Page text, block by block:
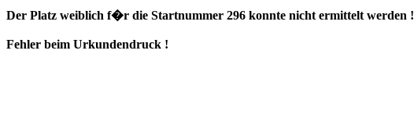
Der Platz weiblich f�r die Startnummer 296 konnte nicht ermittelt werden !
Fehler beim Urkundendruck !